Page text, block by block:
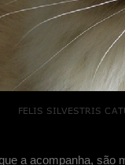
a acompanha,